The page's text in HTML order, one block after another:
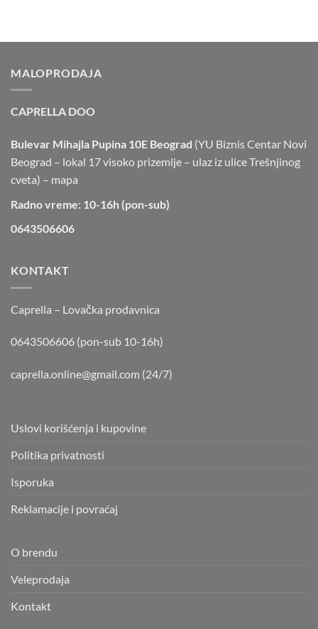
MALOPRODAJA
CAPRELLA DOO
Bulevar Mihajla Pupina 10E Beograd (YU Biznis Centar Novi
Beograd – lokal 17 visoko prizemlje – ulaz iz ulice Trešnjinog
cveta) – mapa
Radno vreme: 10-16h (pon-sub)
0643506606
KONTAKT
Caprella – Lovačka prodavnica
0643506606 (pon-sub 10-16h)
caprella.online@gmail.com (24/7)
Uslovi korišćenja i kupovine
Politika privatnosti
Isporuka
Reklamacije i povraćaj
O brendu
Veleprodaja
Kontakt